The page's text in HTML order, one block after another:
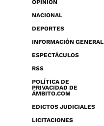
OPINIÓN
NACIONAL
DEPORTES
INFORMACIÓN GENERAL
ESPECTÁCULOS
RSS
POLÍTICA DE
PRIVACIDAD DE
ÁMBITO.COM
EDICTOS JUDICIALES
LICITACIONES